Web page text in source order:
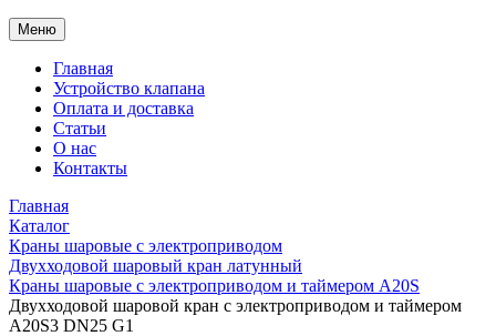
Меню
Главная
Устройство клапана
Оплата и доставка
Статьи
О нас
Контакты
Главная
Каталог
Краны шаровые с электроприводом
Двухходовой шаровый кран латунный
Краны шаровые с электроприводом и таймером A20S
Двухходовой шаровой кран с электроприводом и таймером
A20S3 DN25 G1